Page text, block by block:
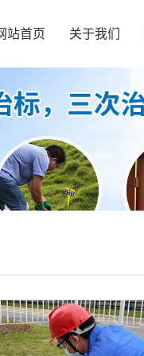
站首页 关于我们